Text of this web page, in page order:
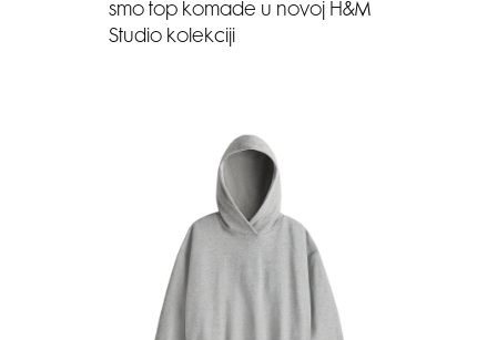
smo top komade u novoj H&M
Studio kolekciji